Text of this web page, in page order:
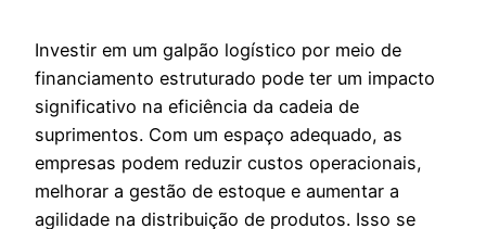
Investir em um galpão logístico por meio de
financiamento estruturado pode ter um impacto
significativo na eficiência da cadeia de
suprimentos. Com um espaço adequado, as
empresas podem reduzir custos operacionais,
melhorar a gestão de estoque e aumentar a
agilidade na distribuição de produtos. Isso se